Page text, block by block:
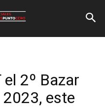
el 2º Bazar
este